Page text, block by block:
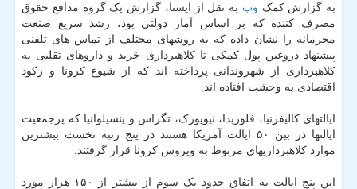
به گزارش کمک وب به نقل از ایسنا، گزارش یک گروه مدافع حقوق
مصرف کننده که بر اساس آمار دولتی بود، رشد سریع صنعت
مجرمانه را نشان داده که به روشهای مختلف از تماس های تلفنی
پیشنهاد دروغین پول کمکی تا کلاهبرداری خرید و داروهای تقلبی به
کلاهبرداری از شهروندانی پرداخته اند که از شیوع کرونا و رکود
اقتصادی به وحشت افتاده اند.
ایالتهای کالیفرنیا، فلوریدا، نیویورک، تگزاس و پنسیلوانیا که پرجمعیت
ایالتها در بین ۵۰ ایالت آمریکا هستند در پنج رتبه نخست بیشترین
موارد کلاهبرداریهای مربوط به ویروس کرونا قرار گرفتند.
این پنج ایالت به اتفاق حدود یک سوم از بیشتر از ۱۵۰ هزار مورد